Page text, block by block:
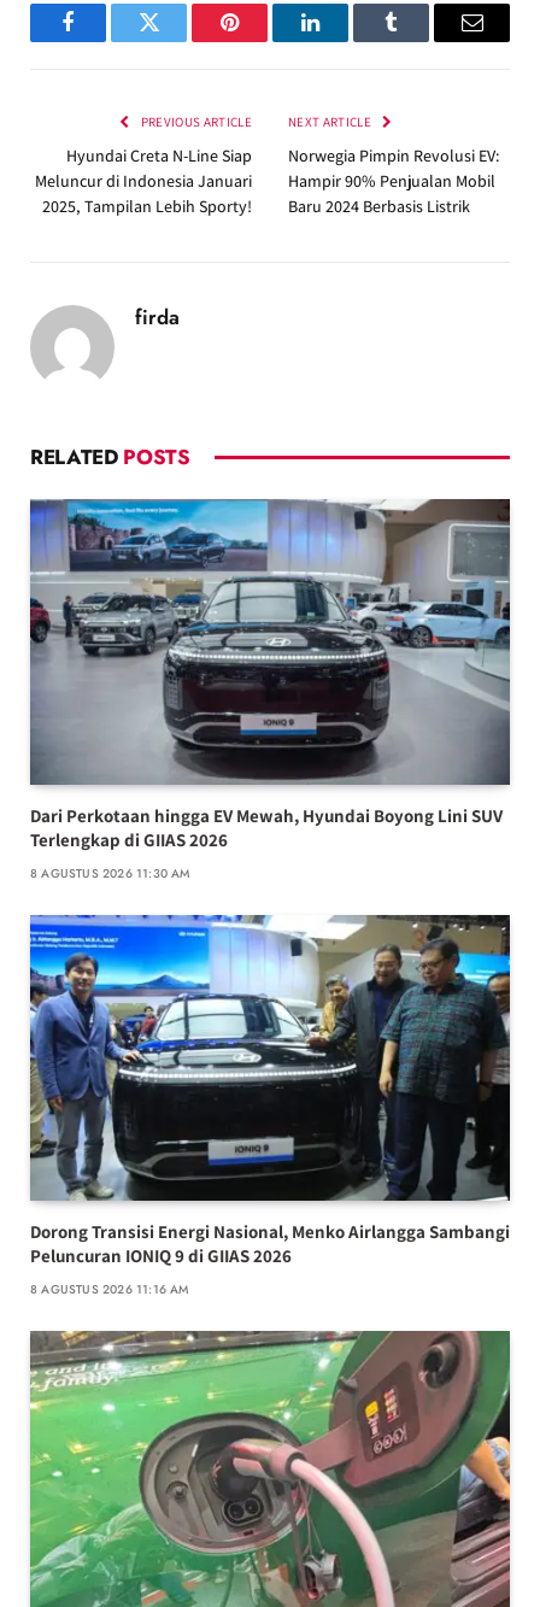
FacebookTwitter Pinterest LinkedInTumblr Email
PREVIOUS ARTICLE
Hyundai Creta N-Line Siap
Meluncur di Indonesia Januari
2025, Tampilan Lebih Sporty!
NEXT ARTICLE
Norwegia Pimpin Revolusi EV:
Hampir 90% Penjualan Mobil
Baru 2024 Berbasis Listrik
firda
RELATED POSTS
Dari Perkotaan hingga EV Mewah, Hyundai Boyong Lini SUV
Terlengkap di GIIAS 2026
8 AGUSTUS 2026 11:30 AM
Dorong Transisi Energi Nasional, Menko Airlangga Sambangi
Peluncuran IONIQ 9 di GIIAS 2026
8 AGUSTUS 2026 11:16 AM